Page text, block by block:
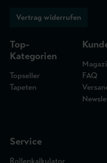
Vertrag widerrufen
Top-
Kategorien
Topseller
Tapeten
FAQ
Service
Rollenkalkulator